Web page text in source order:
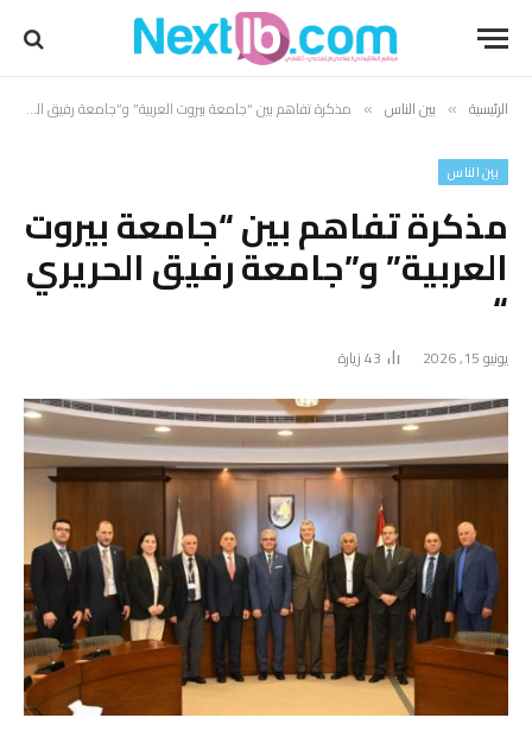
الرئيسية » بين الناس » مذكرة تفاهم بين “جامعة بيروت العربية” و”جامعة رفيق الحريري “
بين الناس
مذكرة تفاهم بين “جامعة بيروت
العربية” و”جامعة رفيق الحريري
“
يونيو 15, 2026 43زيارة